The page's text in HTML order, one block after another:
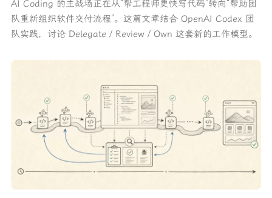
AI Coding 的主战场正在从“帮工程师更快写代码”转向“帮助团
队重新组织软件交付流程”。这篇文章结合 OpenAI Codex 团
队实践，讨论 Delegate / Review / Own 这套新的工作模型。